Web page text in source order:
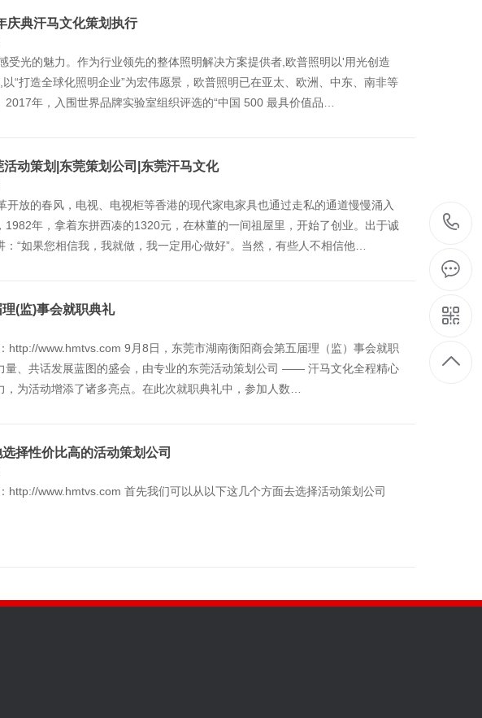
庆典汗马文化策划执行
受光的魅力。作为行业领先的整体照明解决方案提供者,欧普照明以'用光创造
“打造全球化照明企业”为宏伟愿景，欧普照明已在亚太、欧洲、中东、南非等
年，入围世界品牌实验室组织评选的“中国 500 最具价值品…
动策划|东莞策划公司|东莞汗马文化
开放的春风，电视、电视柜等香港的现代家电家具也通过走私的通道慢慢涌入
1982年，拿着东拼西凑的1320元，在林董的一间祖屋里，开始了创业。出于诚
“如果您相信我，我就做，我一定用心做好”。当然，有些人不相信他…
(监)事会就职典礼
http://www.hmtvs.com 9月8日，东莞市湖南衡阳商会第五届理（监）事会就职
量、共话发展蓝图的盛会，由专业的东莞活动策划公司 —— 汗马文化全程精心
为活动增添了诸多亮点。在此次就职典礼中，参加人数…
择性价比高的活动策划公司
http://www.hmtvs.com 首先我们可以从以下这几个方面去选择活动策划公司